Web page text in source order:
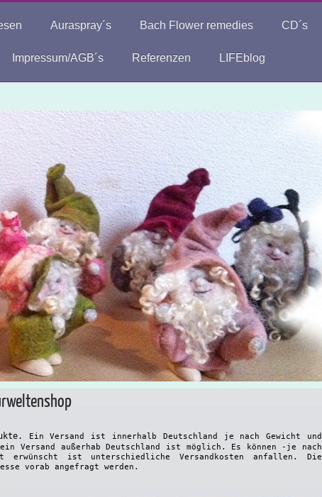
Auraspray´s Bach Flower remedies CD´s
Impressum/AGB´s Referenzen LIFEblog
Ein Versand ist innerhalb Deutschland je nach Gewicht und
Versand außerhab Deutschland ist möglich. Es können -je nach
erwünscht ist unterschiedliche Versandkosten anfallen. Die
vorab angefragt werden.